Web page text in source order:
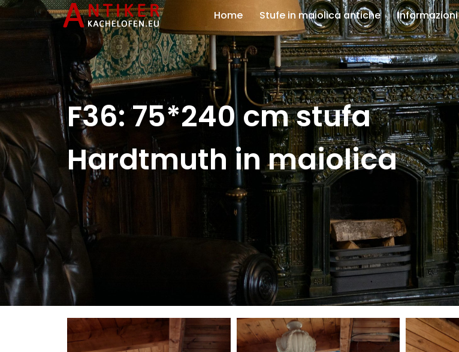
Home Stufe in maiolica antiche Informazioni
F36: 75*240 cm stufa
Hardtmuth in maiolica